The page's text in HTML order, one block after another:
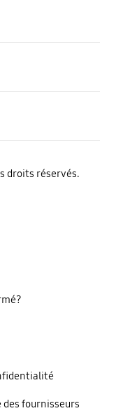
droits réservés.
des fournisseurs